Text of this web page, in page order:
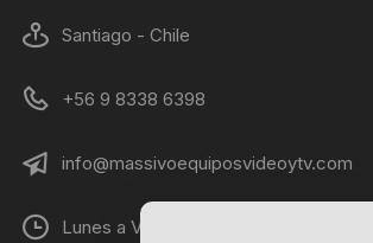
Santiago - Chile
+56 9 8338 6398
info@massivoequiposvideoytv.com
Lunes a Viernes 09:00 a 18:00